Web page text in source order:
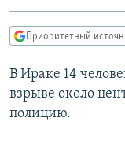
главной
навигации
Вернутся
поиску
IDEL.РЕАЛИИ
КАВКАЗ.РЕАЛИИ
СЕВЕР.РЕАЛИИ
Приоритетный
В Ираке 14
взрыве около
полицию.